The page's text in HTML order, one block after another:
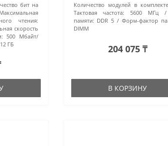
бит на
Максимальная
чтения:
скорость
500 Мбайт/
ГБ
Количество модулей в
Тактовая частота:
5600 МГц
памяти: DDR 5
Форм-фактор
DIMM
204 075 ₸
В КОРЗИНУ